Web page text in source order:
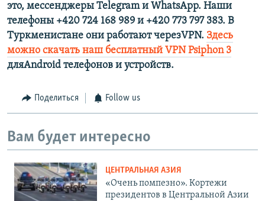
это, мессенджеры Telegram и WhatsApp. Наши
телефоны +420 724 168 989 и +420 773 797 383. В
Туркменистане они работают черезVPN. Здесь
можно скачать наш бесплатный VPN Psiphon 3
дляAndroid телефонов и устройств.
Поделиться Follow us
Вам будет интересно
ЦЕНТРАЛЬНАЯ АЗИЯ
«Очень помпезно». Кортежи
президентов в Центральной Азии